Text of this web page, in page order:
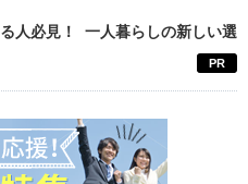
人必見！ 一人暮らしの新しい選
PR